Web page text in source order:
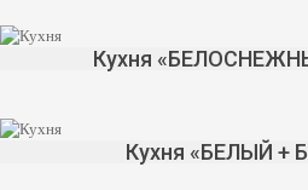
Кухня
Кухня «БЕЛЫЙ +